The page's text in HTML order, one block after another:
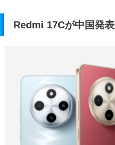
Redmi 17Cが中国発表